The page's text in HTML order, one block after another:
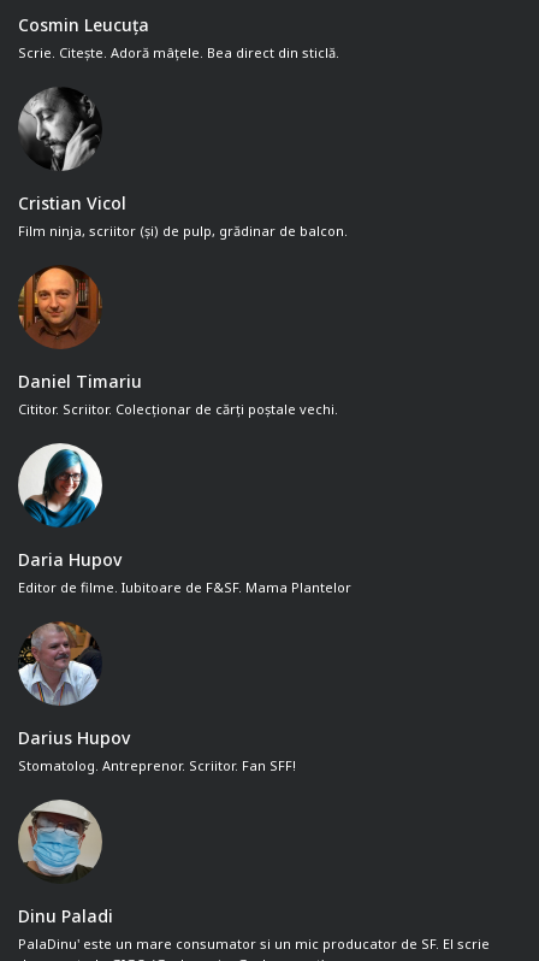
Cosmin Leucuța
Scrie. Citește. Adoră mâțele. Bea direct din sticlă.
Cristian Vicol
Film ninja, scriitor (și) de pulp, grădinar de balcon.
Daniel Timariu
Cititor. Scriitor. Colecționar de cărți poștale vechi.
Daria Hupov
Editor de filme. Iubitoare de F&SF. Mama Plantelor
Darius Hupov
Stomatolog. Antreprenor. Scriitor. Fan SFF!
Dinu Paladi
PalaDinu' este un mare consumator si un mic producator de SF. El scrie